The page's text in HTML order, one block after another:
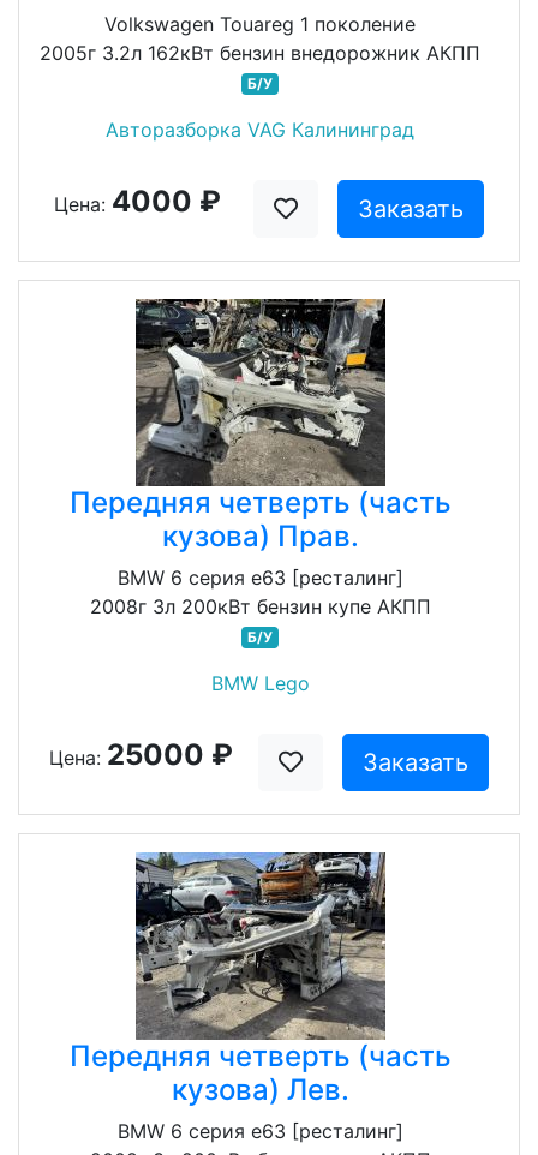
Volkswagen Touareg 1 поколение
2005г 3.2л 162кВт бензин внедорожник АКПП
Б/У
Авторазборка VAG Калининград
Цена: 4000 ₽ Заказать
Передняя четверть (часть
кузова) Прав.
BMW 6 серия e63 [ресталинг]
2008г 3л 200кВт бензин купе АКПП
Б/У
BMW Lego
Цена: 25000 ₽ Заказать
Передняя четверть (часть
кузова) Лев.
BMW 6 серия e63 [ресталинг]